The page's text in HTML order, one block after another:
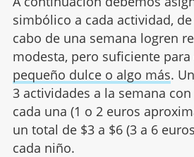
simbólico a cada actividad,
cabo de una semana logren
modesta, pero suficiente para
pequeño dulce o algo más.
3 actividades a la semana
cada una (1 o 2 euros
un total de $3 a $6 (3 a 6
cada niño.